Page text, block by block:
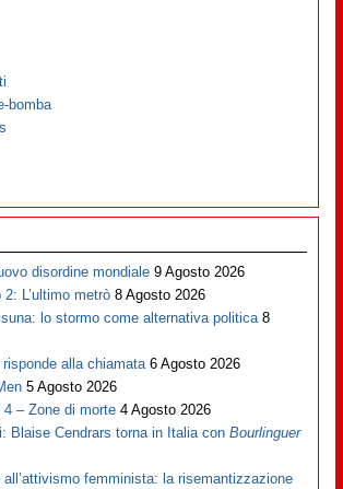
bomba
disordine mondiale 9 Agosto 2026
L’ultimo metrò 8 Agosto 2026
lo stormo come alternativa politica 8
alla chiamata 6 Agosto 2026
5 Agosto 2026
– Zone di morte 4 Agosto 2026
Blaise Cendrars torna in Italia conBourlinguer
all’attivismo femminista: la risemantizzazione